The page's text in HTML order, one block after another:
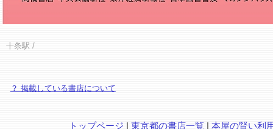
十条駅 /
？ 掲載している書店について
トップページ | 東京都の書店一覧 | 本屋の賢い利